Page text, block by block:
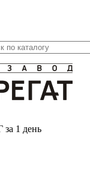
1 день